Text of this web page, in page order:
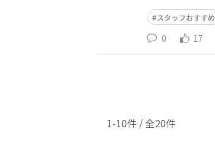
スタッフおすすめ
0 17
1-10件 / 全20件